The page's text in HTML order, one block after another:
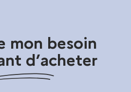
mon besoin
d’acheter